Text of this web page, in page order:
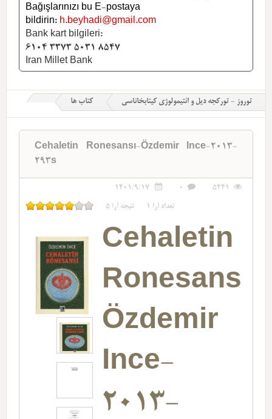
Bağışlarınızı bu E-postaya
bildirin: h.beyhadi@gmail.com
Bank kart bilgileri:
6104 3373 5031 8547
Iran Millet Bank
توروز - تورکجه دیل و ائتیمولوژی کیتابخاناسی کتاب ها
Cehaletin Ronesansı-Özdemir Ince-2013-
293s
5241
0
1401/9/17
تعداد آرا 1 نتیجه آرا 5
Cehaletin
Ronesansı-
Özdemir
Ince-
2013-